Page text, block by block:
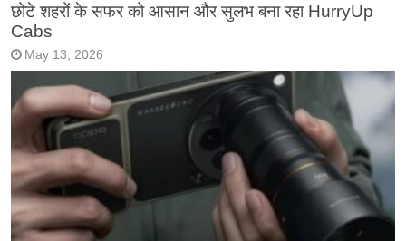
छोटे शहरों के सफर को आसान और सुलभ बना रहा HurryUp
Cabs
May 13, 2026